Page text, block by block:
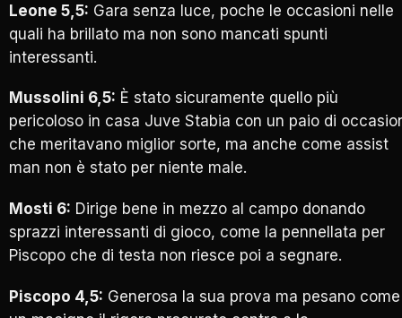
Leone 5,5: Gara senza luce, poche le occasioni nelle
quali ha brillato ma non sono mancati spunti
interessanti.
Mussolini 6,5: È stato sicuramente quello più
pericoloso in casa Juve Stabia con un paio di
che meritavano miglior sorte, ma anche come assist
man non è stato per niente male.
Mosti 6: Dirige bene in mezzo al campo donando
sprazzi interessanti di gioco, come la pennellata per
Piscopo che di testa non riesce poi a segnare.
Piscopo 4,5: Generosa la sua prova ma pesano come